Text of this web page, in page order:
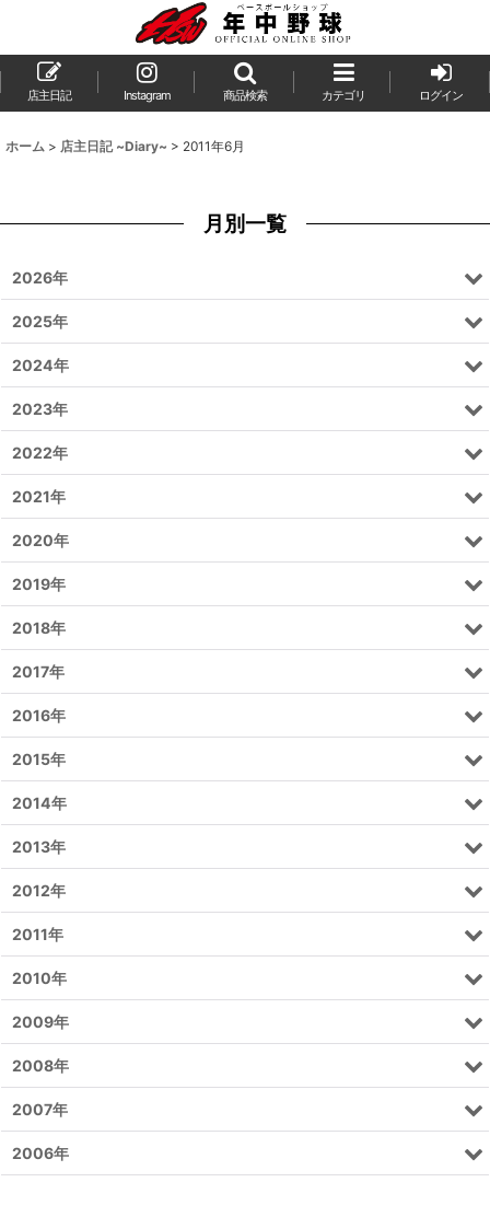
店主日記 Instagram 商品検索 カテゴリ ログイン
ホーム > 店主日記 ~Diary~ > 2011年6月
月別一覧
2026年
2025年
2024年
2023年
2022年
2021年
2020年
2019年
2018年
2017年
2016年
2015年
2014年
2013年
2012年
2011年
2010年
2009年
2008年
2007年
2006年